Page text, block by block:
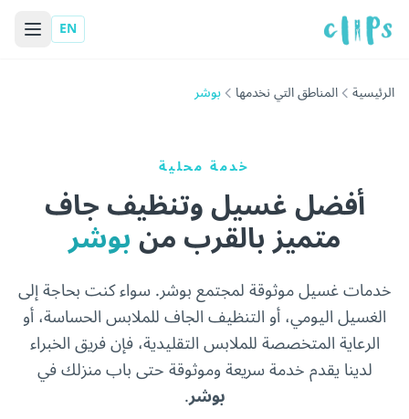
EN
الرئيسية المناطق التي نخدمها بوشر
خدمة محلية
أفضل غسيل وتنظيف جاف
متميز بالقرب منبوشر
خدمات غسيل موثوقة لمجتمع بوشر. سواء كنت بحاجة إلى
الغسيل اليومي، أو التنظيف الجاف للملابس الحساسة، أو
الرعاية المتخصصة للملابس التقليدية، فإن فريق الخبراء
لدينا يقدم خدمة سريعة وموثوقة حتى باب منزلك في
بوشر.